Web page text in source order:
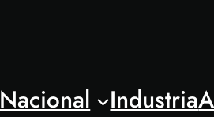
Nacional Industria